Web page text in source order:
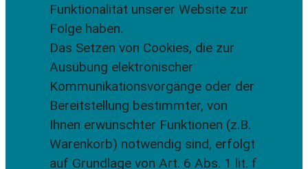
Funktionalität unserer Website zur
Folge haben.
Das Setzen von Cookies, die zur
Ausübung elektronischer
Kommunikationsvorgänge oder der
Bereitstellung bestimmter, von
Ihnen erwünschter Funktionen (z.B.
Warenkorb) notwendig sind, erfolgt
auf Grundlage von Art. 6 Abs. 1 lit. f